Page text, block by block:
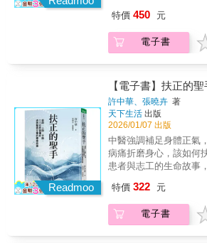
說，大腸是「傳導之官
牙痛、牙齦腫。 適度按摩合谷穴（虎口），可
舒緩牙痛、疏通大腸經
不宜） ◎有膽、沒膽，看膽經 膽，就像身體的
判斷官，負責做出決策、掌
足，不只容易猶豫、拖
繃、胸口悶。 想要疏通膽經、增強膽氣，「拿
捏」肩井穴效果好。（
宜）◎腎，先天之本，精力
人體五臟中重要臟器之
「腎者，精之處也。」 故腎又被稱為「先天之
本」，具有生精養精的作用。 想要
的辦法就是按摩腎經的
說這也是蘇東坡每天必做的功課
應「肺」、手少陰經對應「心」
應「胃」，每條經脈都有對
癒，保持氣血流暢，疾
間、不同方向，找到天
的規律，找到相應的穴
就能啟動人體深層的自
闡述吳奇醫師所研發、
諸多奧祕，並以此為鑰
理論，開啟法天則地，
許多被腫瘤醫生判斷活
奇醫師使用「天人相應
扶正」獨特的針灸理論
大部分人都仍健在，有
崗位；原因就是借助了
自我修復系統。吳奇醫
驗與方法，彙整成大眾
效用於日常養生與保健
啟法天則地，優化人體
金分割」就是利用太陽
體的小太極場共振時，
背對太陽。下午13點到
使你身上的人體黃金分
黃金分割場產生共振之
應時辰對應的經絡穴位
現對頸椎病極有療效的
穴」，現在美加地區、
在臨床上已廣泛應用項
說：治病或養生的最高
地」。所以只要按四季
域，再按十二時辰對應
的規律，找到相應的穴
就能啟動人體深層的自
特價 450 元
電子書
Readmoo
【電子書】扶正的聖
許中華、張曉卉 著
天下生活 出版
2026/01/07 出版
中醫強調補足身體正氣
病痛折磨身心，該如何
患者與志工的生命故事
道。兼容中西醫專業，
許中華醫師，從臨床的
所謂的「正氣」，往往
特價 322 元
電子書